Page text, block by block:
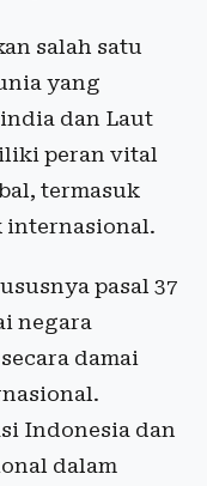
salah satu
yang
dan Laut
peran vital
termasuk
pasal 37
negara
damai
Indonesia dan
dalam